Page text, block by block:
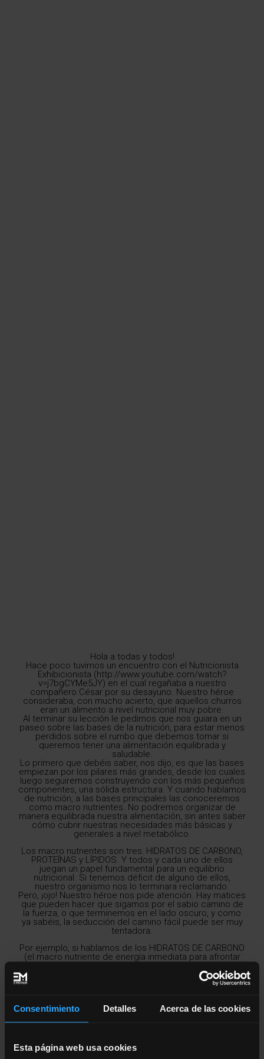
Consentimiento Detalles Acerca de las cookies
Esta página web usa cookies
Hola a todas y todos!
Hace poco tuvimos un encuentro con el Nutricionista
Exhibicionista (http://www.youtube.com/watch?
v=j7bgCYMe5JY) en el cual regañaba a nuestro
compañero César por su desayuno. Nuestro héroe
consideraba, con mucho acierto, que aquellos churros
eran un alimento a nivel nutricional muy pobre.
Al terminar su lección le pedimos que nos guiara en un
paseo sobre las bases de la nutrición, para estar menos
perdidos sobre el rumbo que debemos tomar si
queremos tener una alimentación equilibrada y
saludable.
Lo primero que debéis saber, nos dijo, es que las bases
empiezan por los pilares más grandes, desde los cuales
luego seguiremos construyendo con los más pequeños
componentes, una sólida estructura. Y cuando hablamos
de nutrición, a las bases principales las conoceremos
como macro nutrientes. No podremos organizar de
manera equilibrada nuestra alimentación, sin antes saber
cómo cubrir nuestras necesidades más básicas y
generales a nivel metabólico.
Los macro nutrientes son tres: HIDRATOS DE CARBONO,
PROTEÍNAS y LÍPIDOS. Y todos y cada uno de ellos
juegan un papel fundamental para un equilibrio
nutricional. Si tenemos déficit de alguno de ellos,
nuestro organismo nos lo terminara reclamando.
Pero, ¡ojo! Nuestro héroe nos pide atención. Hay matices
que pueden hacer que sigamos por el sabio camino de
la fuerza, o que terminemos en el lado oscuro, y como
ya sabéis, la seducción del camino fácil puede ser muy
tentadora.
Por ejemplo, si hablamos de los HIDRATOS DE CARBONO
(el macro nutriente de energía inmediata para afrontar
tipos: los hidratos de carbono (HC) de alto índice
glucémico (+70), los de índice glúcemico moderado o
en sangre, después del consumo de un determinado
entre ellos se encuentran la mayoría de los azucares
simples: las bebidas azucaradas, la bollería, la glucosa, la